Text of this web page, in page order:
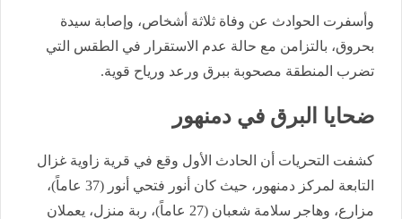
وأسفرت الحوادث عن وفاة ثلاثة أشخاص، وإصابة سيدة
بحروق، بالتزامن مع حالة عدم الاستقرار في الطقس التي
تضرب المنطقة مصحوبة ببرق ورعد ورياح قوية.
ضحايا البرق في دمنهور
كشفت التحريات أن الحادث الأول وقع في قرية زاوية غزال
التابعة لمركز دمنهور، حيث كان أنور فتحي أنور (37 عاماً)،
مزارع، وهاجر سلامة شعبان (27 عاماً)، ربة منزل، يعملان